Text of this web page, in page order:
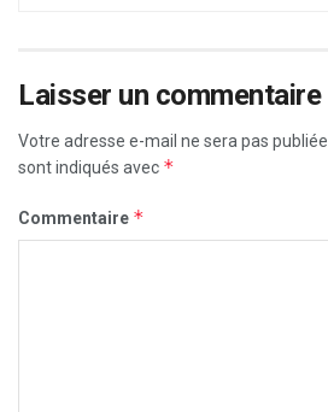
Laisser un commentaire
Votre adresse e-mail ne sera pas publiée.
sont indiqués avec *
Commentaire *